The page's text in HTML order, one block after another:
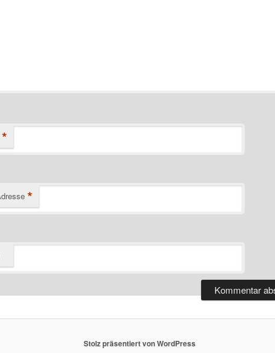
*
*
Stolz präsentiert von WordPress